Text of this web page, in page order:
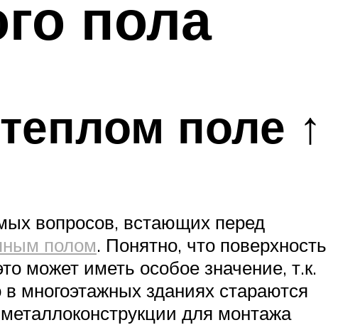
пола
поле ↑
вопросов, встающих перед
полом. Понятно, что поверхность
может иметь особое значение, т.к.
многоэтажных зданиях стараются
для монтажа